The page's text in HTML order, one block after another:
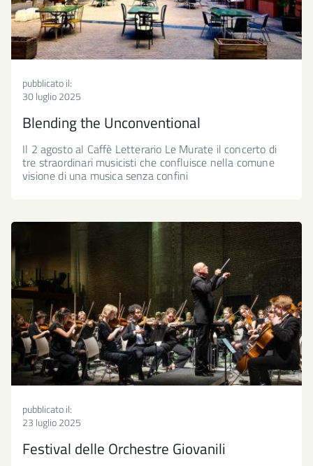
pubblicato il:
30 luglio 2025
Blending the Unconventional
Il 2 agosto al Caffè Letterario Le Murate il concerto di
tre straordinari musicisti che confluisce nella comune
visione di una musica senza confini
pubblicato il:
23 luglio 2025
Festival delle Orchestre Giovanili